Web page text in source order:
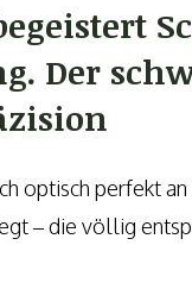
Der
optisch perfekt
– die völlig